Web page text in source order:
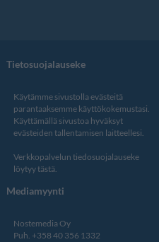
Tietosuojalauseke
Käytämme sivustolla evästeitä
parantaaksemme käyttökokemustasi.
Käyttämällä sivustoa hyväksyt
evästeiden tallentamisen laitteellesi.
Verkkopalvelun tiedosuojalauseke
löytyy tästä.
Mediamyynti
Nostemedia Oy
Puh. +358 40 356 1332